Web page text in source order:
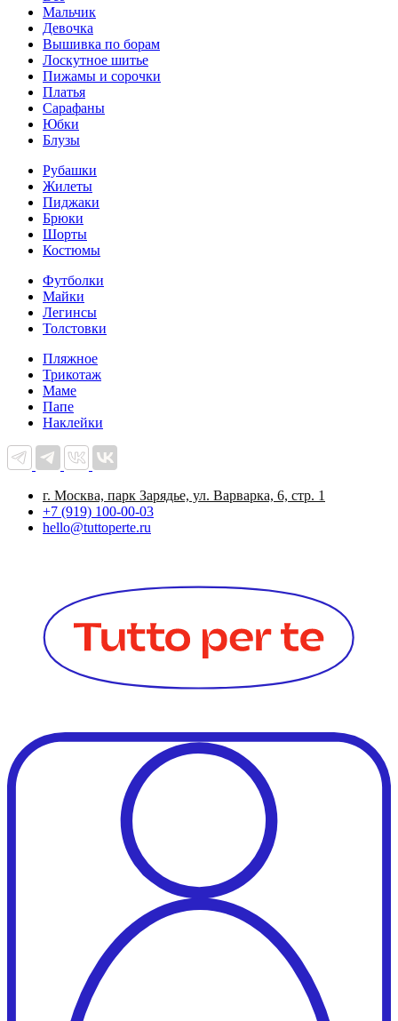
Мальчик
Девочка
Вышивка по борам
Лоскутное шитье
Пижамы и сорочки
Платья
Сарафаны
Юбки
Блузы
Рубашки
Жилеты
Пиджаки
Брюки
Шорты
Костюмы
Футболки
Майки
Легинсы
Толстовки
Пляжное
Трикотаж
Маме
Папе
Наклейки
г. Москва, парк Зарядье, ул. Варварка, 6, стр. 1
+7 (919) 100-00-03
hello@tuttoperte.ru